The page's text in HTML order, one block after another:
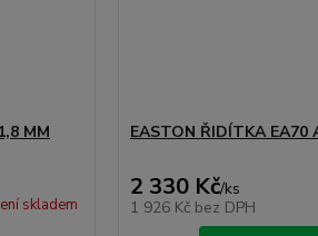
MM
skladem
EASTON ŘIDÍTKA EA70
2 330 Kč/ks
1 926 Kč bez DPH